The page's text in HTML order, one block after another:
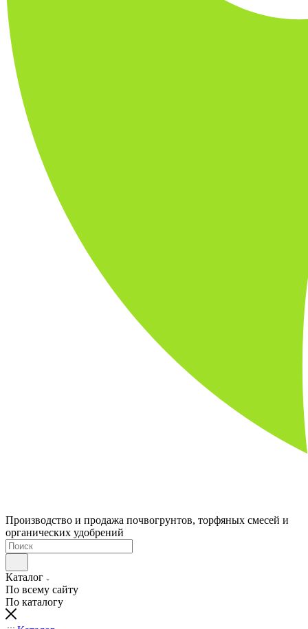
Производство и продажа почвогрунтов, торфяных смесей и
органических удобрений
Каталог
По всему сайту
По каталогу